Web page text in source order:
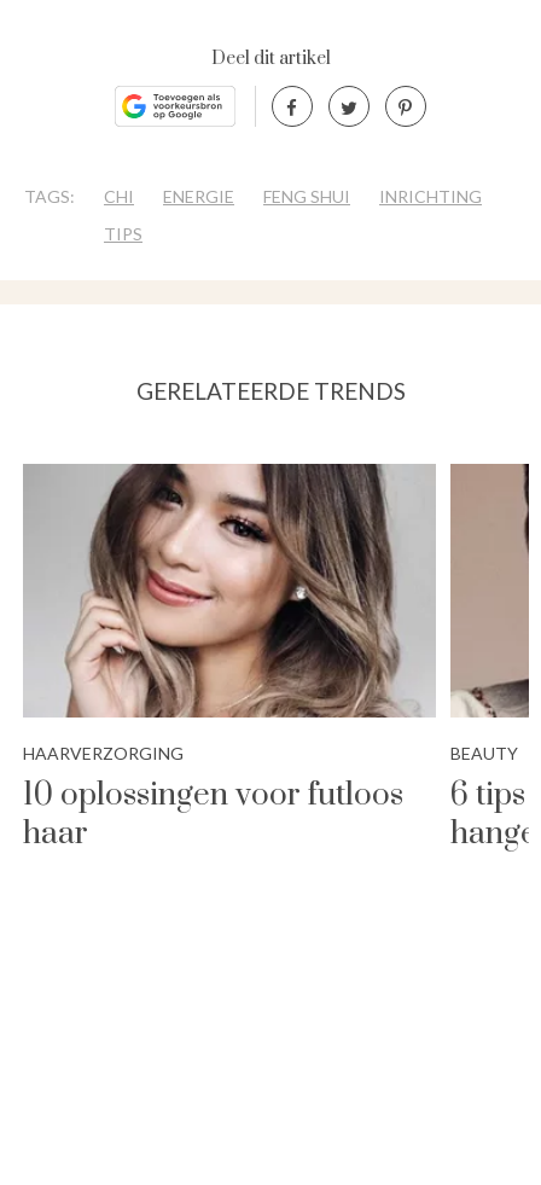
Deel dit artikel
TAGS: CHI ENERGIE FENG SHUI
INRICHTING
TIPS
GERELATEERDE TRENDS
HAARVERZORGING
10 oplossingen voor futloos
haar
BEAUTY
6 tips